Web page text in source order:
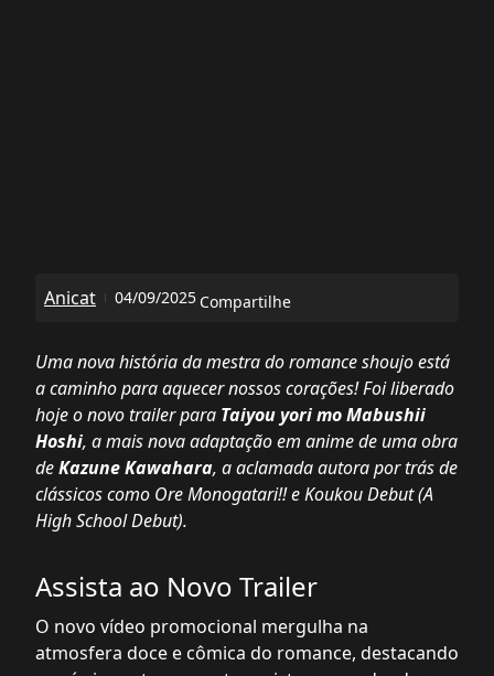
Anicat 04/09/2025 Compartilhe
Uma nova história da mestra do romance shoujo está
a caminho para aquecer nossos corações! Foi liberado
hoje o novo trailer para Taiyou yori mo Mabushii
Hoshi, a mais nova adaptação em anime de uma obra
deKazune Kawahara, a aclamada autora por trás de
clássicos como Ore Monogatari!!eKoukou Debut (A
High School Debut).
Assista ao Novo Trailer
O novo vídeo promocional mergulha na
atmosfera doce e cômica do romance, destacando